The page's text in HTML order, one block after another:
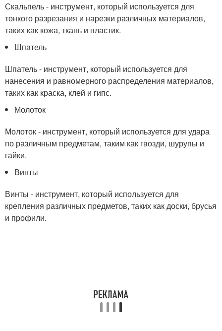
Скальпель - инструмент, который используется для
тонкого разрезания и нарезки различных материалов,
таких как кожа, ткань и пластик.
Шпатель
Шпатель - инструмент, который используется для
нанесения и равномерного распределения материалов,
таких как краска, клей и гипс.
Молоток
Молоток - инструмент, который используется для удара
по различным предметам, таким как гвозди, шурупы и
гайки.
Винты
Винты - инструмент, который используется для
крепления различных предметов, таких как доски, брусья
и профили.